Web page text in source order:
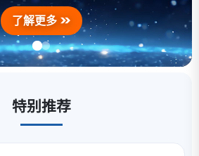
了解更多
特别推荐